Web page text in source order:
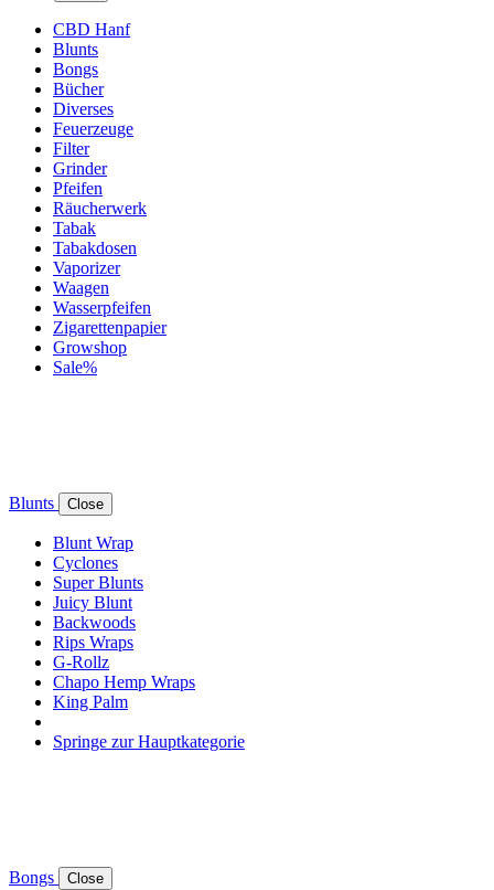
CBD Hanf
Blunts
Bongs
Bücher
Diverses
Feuerzeuge
Filter
Grinder
Pfeifen
Räucherwerk
Tabak
Tabakdosen
Vaporizer
Waagen
Wasserpfeifen
Zigarettenpapier
Growshop
Sale%
Blunts Close
Blunt Wrap
Cyclones
Super Blunts
Juicy Blunt
Backwoods
Rips Wraps
G-Rollz
Chapo Hemp Wraps
King Palm
Springe zur Hauptkategorie
Bongs Close